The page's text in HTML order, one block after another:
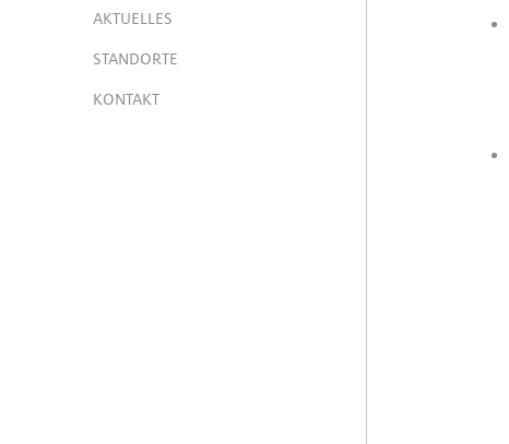
AKTUELLES
STANDORTE
KONTAKT